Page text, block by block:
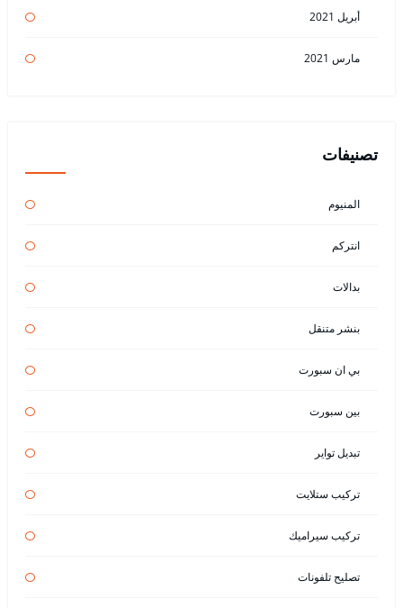
أبريل 2021
مارس 2021
تصنيفات
المنيوم
انتركم
بدالات
بنشر متنقل
بي ان سبورت
بين سبورت
تبديل تواير
تركيب ستلايت
تركيب سيراميك
تصليح تلفونات